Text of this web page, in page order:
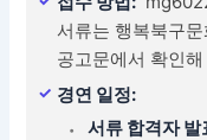
서류는 행복북구
공고문에서 확인
경연 일정:
서류 합격자 발